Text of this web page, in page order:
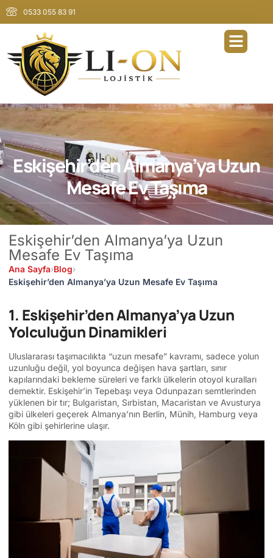
0533 055 83 91
Eskişehir’den Almanya’ya Uzun
Mesafe Ev Taşıma
Eskişehir’den Almanya’ya Uzun
Mesafe Ev Taşıma
Ana Sayfa›Blog›
Eskişehir’den Almanya’ya Uzun Mesafe Ev Taşıma
1. Eskişehir’den Almanya’ya Uzun
Yolculuğun Dinamikleri
Uluslararası taşımacılıkta “uzun mesafe” kavramı, sadece yolun
uzunluğu değil, yol boyunca değişen hava şartları, sınır
kapılarındaki bekleme süreleri ve farklı ülkelerin otoyol kuralları
demektir. Eskişehir’in Tepebaşı veya Odunpazarı semtlerinden
yüklenen bir tır; Bulgaristan, Sırbistan, Macaristan ve Avusturya
gibi ülkeleri geçerek Almanya’nın Berlin, Münih, Hamburg veya
Köln gibi şehirlerine ulaşır.